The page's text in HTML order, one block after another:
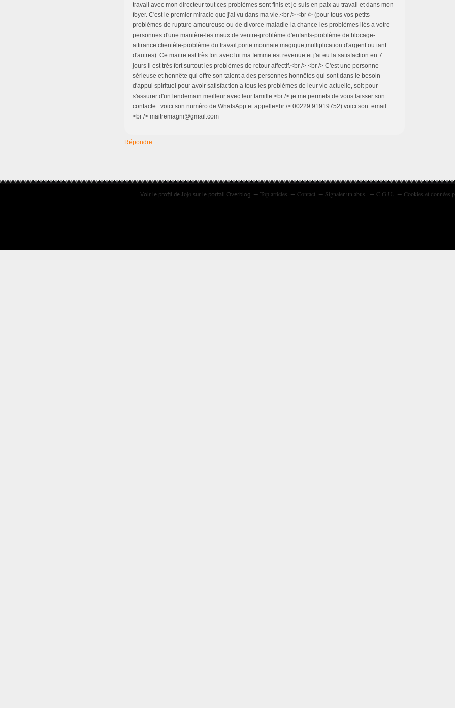
travail avec mon directeur tout ces problèmes sont finis et je suis en paix au travail et dans mon
foyer. C'est le premier miracle que j'ai vu dans ma vie.<br /> <br /> (pour tous vos petits
problèmes de rupture amoureuse ou de divorce-maladie-la chance-les problèmes liés a votre
personnes d'une manière-les maux de ventre-problème d'enfants-problème de blocage-
attirance clientèle-problème du travail,porte monnaie magique,multiplication d'argent ou tant
d'autres). Ce maitre est très fort avec lui ma femme est revenue et j'ai eu la satisfaction en 7
jours il est très fort surtout les problèmes de retour affectif.<br /> <br /> C'est une personne
sérieuse et honnête qui offre son talent a des personnes honnêtes qui sont dans le besoin
d'appui spirituel pour avoir satisfaction a tous les problèmes de leur vie actuelle, soit pour
s'assurer d'un lendemain meilleur avec leur famille.<br /> je me permets de vous laisser son
contacte : voici son numéro de WhatsApp et appelle<br /> 00229 91919752) voici son: email
<br /> maitremagni@gmail.com
Répondre
Voir le profil de Jojo sur le portail Overblog Top articles Contact Signaler un abus C.G.U. Cookies et données